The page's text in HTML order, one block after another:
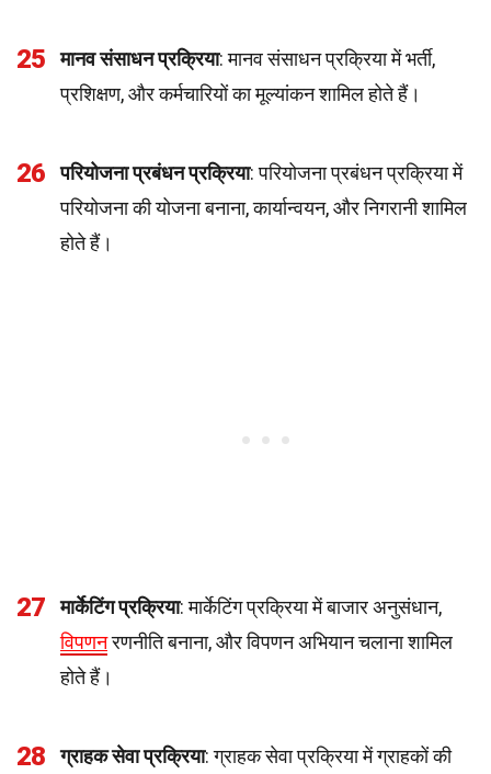
25 मानव संसाधन प्रक्रिया: मानव संसाधन प्रक्रिया में भर्ती,
प्रशिक्षण, और कर्मचारियों का मूल्यांकन शामिल होते हैं।
26 परियोजना प्रबंधन प्रक्रिया: परियोजना प्रबंधन प्रक्रिया में
परियोजना की योजना बनाना, कार्यान्वयन, और निगरानी शामिल
होते हैं।
27 मार्केटिंग प्रक्रिया: मार्केटिंग प्रक्रिया में बाजार अनुसंधान,
विपणनरणनीति बनाना, और विपणन अभियान चलाना शामिल
होते हैं।
28 ग्राहक सेवा प्रक्रिया: ग्राहक सेवा प्रक्रिया में ग्राहकों की